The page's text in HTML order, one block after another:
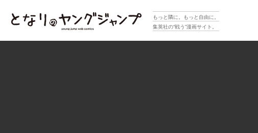
となりのヤングジャンプ
もっと隣に。もっと自由に。
集英社の“戦う”漫画サイト。